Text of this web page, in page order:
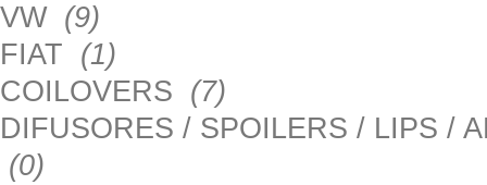
VW (9)
FIAT (1)
COILOVERS (7)
DIFUSORES / SPOILERS / LIPS /
(0)